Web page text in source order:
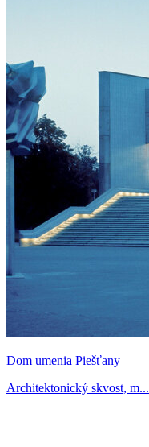
Dom umenia Piešťany
Architektonický skvost, m...